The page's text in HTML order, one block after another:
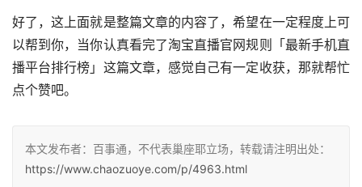
好了，这上面就是整篇文章的内容了，希望在一定程度上可
以帮到你，当你认真看完了淘宝直播官网规则「最新手机直
播平台排行榜」这篇文章，感觉自己有一定收获，那就帮忙
点个赞吧。
本文发布者：百事通，不代表巢座耶立场，转载请注明出处：
https://www.chaozuoye.com/p/4963.html